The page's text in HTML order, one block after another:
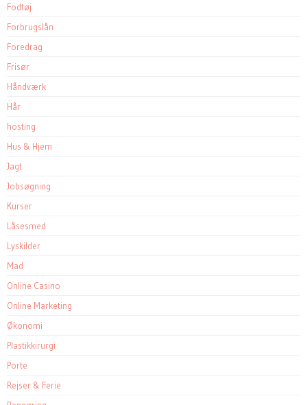
Fodtøj
Forbrugslån
Foredrag
Frisør
Håndværk
Hår
hosting
Hus & Hjem
Jagt
Jobsøgning
Kurser
Låsesmed
Lyskilder
Mad
Online Casino
Online Marketing
Økonomi
Plastikkirurgi
Porte
Rejser & Ferie